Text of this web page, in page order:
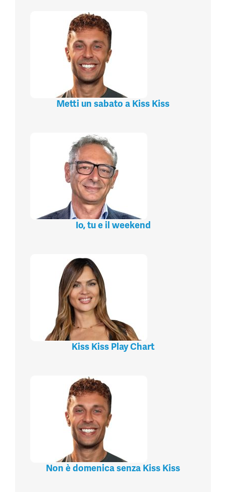
Metti un sabato a Kiss Kiss
Io, tu e il weekend
Kiss Kiss Play Chart
Non è domenica senza Kiss Kiss